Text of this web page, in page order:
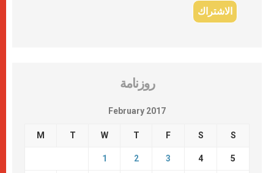
روزنامة
February 2017
M T W T F S S
1 2 3 4 5